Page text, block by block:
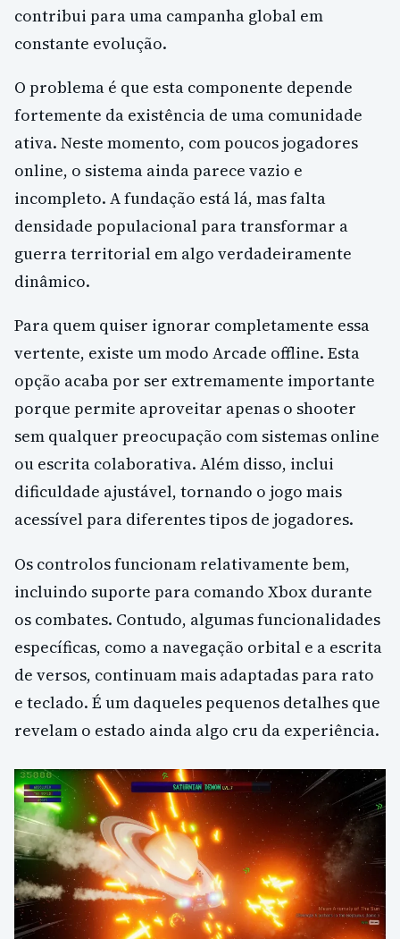
contribui para uma campanha global em
constante evolução.
O problema é que esta componente depende
fortemente da existência de uma comunidade
ativa. Neste momento, com poucos jogadores
online, o sistema ainda parece vazio e
incompleto. A fundação está lá, mas falta
densidade populacional para transformar a
guerra territorial em algo verdadeiramente
dinâmico.
Para quem quiser ignorar completamente essa
vertente, existe um modo Arcade offline. Esta
opção acaba por ser extremamente importante
porque permite aproveitar apenas o shooter
sem qualquer preocupação com sistemas online
ou escrita colaborativa. Além disso, inclui
dificuldade ajustável, tornando o jogo mais
acessível para diferentes tipos de jogadores.
Os controlos funcionam relativamente bem,
incluindo suporte para comando Xbox durante
os combates. Contudo, algumas funcionalidades
específicas, como a navegação orbital e a escrita
de versos, continuam mais adaptadas para rato
e teclado. É um daqueles pequenos detalhes que
revelam o estado ainda algo cru da experiência.